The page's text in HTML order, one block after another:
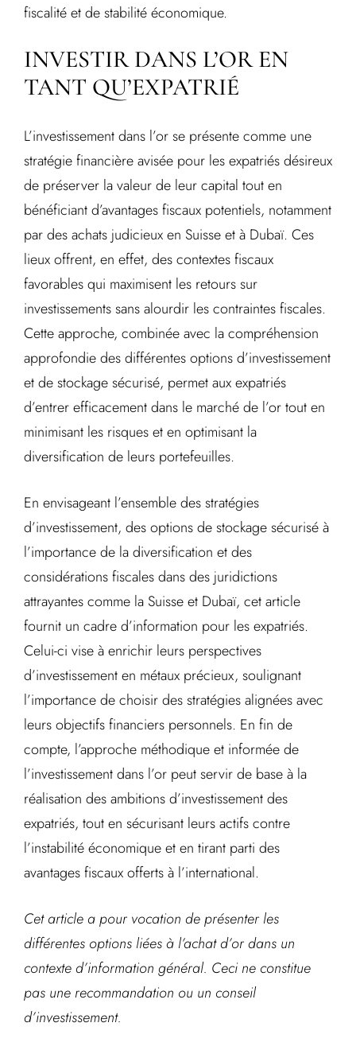
fiscalité et de stabilité économique.
INVESTIR DANS L’OR EN
TANT QU’EXPATRIÉ
L’investissement dans l’or se présente comme une
stratégie financière avisée pour les expatriés désireux
de préserver la valeur de leur capital tout en
bénéficiant d’avantages fiscaux potentiels, notamment
par des achats judicieux en Suisse et à Dubaï. Ces
lieux offrent, en effet, des contextes fiscaux
favorables qui maximisent les retours sur
investissements sans alourdir les contraintes fiscales.
Cette approche, combinée avec la compréhension
approfondie des différentes options d’investissement
et de stockage sécurisé, permet aux expatriés
d’entrer efficacement dans le marché de l’or tout en
minimisant les risques et en optimisant la
diversification de leurs portefeuilles.
En envisageant l’ensemble des stratégies
d’investissement, des options de stockage sécurisé à
l’importance de la diversification et des
considérations fiscales dans des juridictions
attrayantes comme la Suisse et Dubaï, cet article
fournit un cadre d’information pour les expatriés.
Celui-ci vise à enrichir leurs perspectives
d’investissement en métaux précieux, soulignant
l’importance de choisir des stratégies alignées avec
leurs objectifs financiers personnels. En fin de
compte, l’approche méthodique et informée de
l’investissement dans l’or peut servir de base à la
réalisation des ambitions d’investissement des
expatriés, tout en sécurisant leurs actifs contre
l’instabilité économique et en tirant parti des
avantages fiscaux offerts à l’international.
Cet article a pour vocation de présenter les
différentes options liées à l’achat d’or dans un
contexte d’information général. Ceci ne constitue
pas une recommandation ou un conseil
d’investissement.